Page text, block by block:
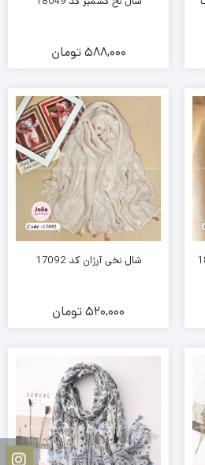
588,000تومان
شال نخی آرژان کد 17092
520,000تومان